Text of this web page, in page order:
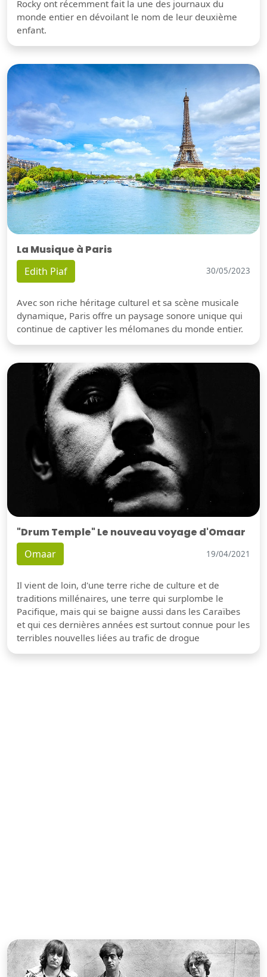
Rocky ont récemment fait la une des journaux du
monde entier en dévoilant le nom de leur deuxième
enfant.
La Musique à Paris
Edith Piaf 30/05/2023
Avec son riche héritage culturel et sa scène musicale
dynamique, Paris offre un paysage sonore unique qui
continue de captiver les mélomanes du monde entier.
"Drum Temple" Le nouveau voyage d'Omaar
Omaar 19/04/2021
Il vient de loin, d'une terre riche de culture et de
traditions millénaires, une terre qui surplombe le
Pacifique, mais qui se baigne aussi dans les Caraïbes
et qui ces dernières années est surtout connue pour les
terribles nouvelles liées au trafic de drogue